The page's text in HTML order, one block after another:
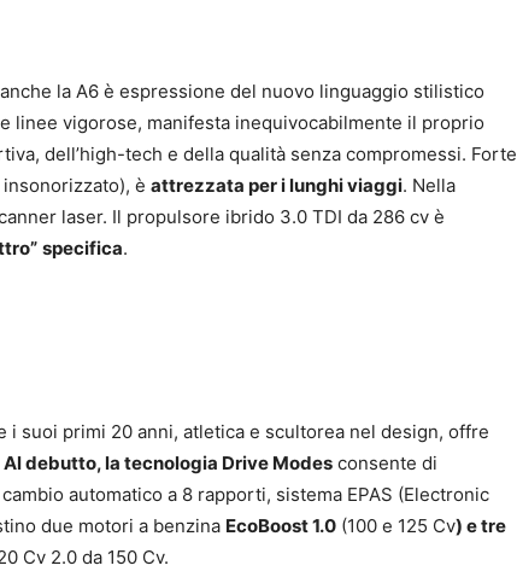
la A6 è espressione del nuovo linguaggio stilistico
linee vigorose, manifesta inequivocabilmente il proprio
dell’high-tech e della qualità senza compromessi. Forte
è attrezzata per i lunghi viaggi. Nella
laser. Il propulsore ibrido 3.0 TDI da 286 cv è
specifica.
i suoi primi 20 anni, atletica e scultorea nel design, offre
Al debutto, la tecnologia Drive Modes consente di
automatico a 8 rapporti, sistema EPAS (Electronic
due motori a benzina EcoBoost 1.0 (100 e 125 Cv) e tre
Cv 2.0 da 150 Cv.